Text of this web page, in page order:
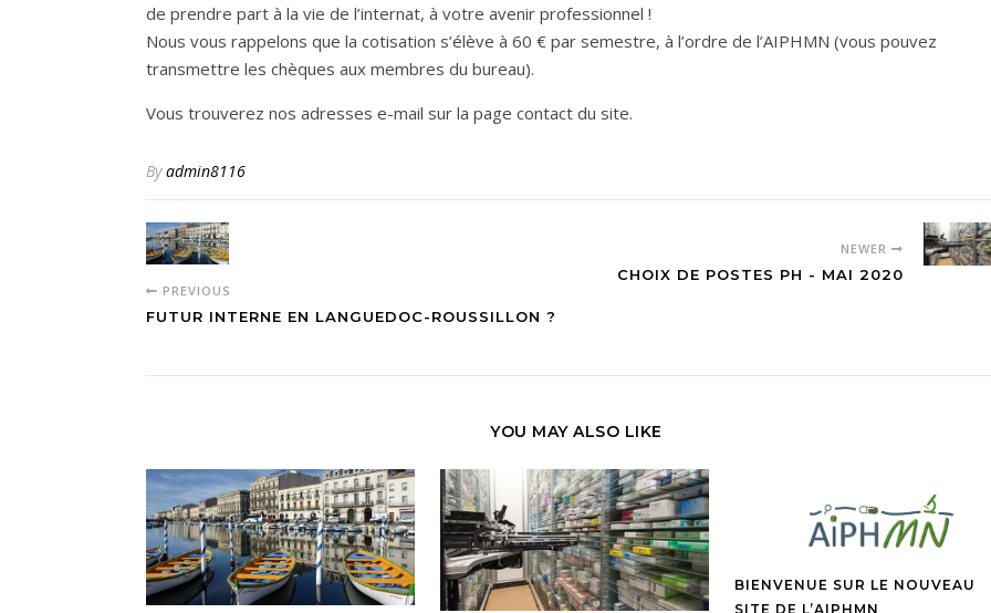
de prendre part à la vie de l’internat, à votre avenir professionnel !
Nous vous rappelons que la cotisation s’élève à 60 € par semestre, à l’ordre de l’AIPHMN (vous pouvez
transmettre les chèques aux membres du bureau).
Vous trouverez nos adresses e-mail sur la page contact du site.
Byadmin8116
PREVIOUS
FUTUR INTERNE EN LANGUEDOC-ROUSSILLON ?
NEWER
CHOIX DE POSTES PH - MAI 2020
YOU MAY ALSO LIKE
BIENVENUE SUR LE NOUVEAU
SITE DE L’AIPHMN